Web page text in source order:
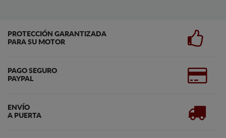
PROTECCIÓN GARANTIZADA
PARA SU MOTOR
PAGO SEGURO
PAYPAL
ENVÍO
A PUERTA